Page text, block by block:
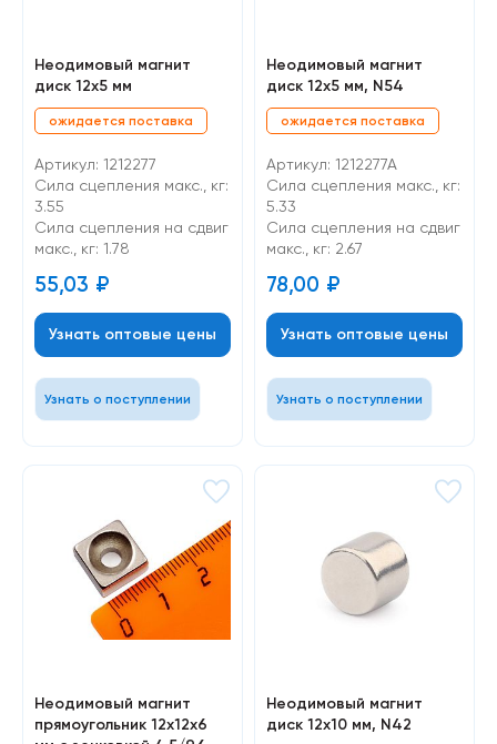
Неодимовый магнит
диск 12х5 мм
ожидается поставка
Артикул: 1212277
Сила сцепления макс., кг:
3.55
Cила сцепления на сдвиг
макс., кг: 1.78
55,03 ₽
Узнать оптовые цены
Узнать о поступлении
Неодимовый магнит
диск 12х5 мм, N54
ожидается поставка
Артикул: 1212277А
Сила сцепления макс., кг:
5.33
Cила сцепления на сдвиг
макс., кг: 2.67
78,00 ₽
Узнать оптовые цены
Узнать о поступлении
Неодимовый магнит
прямоугольник 12х12х6
Неодимовый магнит
диск 12х10 мм, N42